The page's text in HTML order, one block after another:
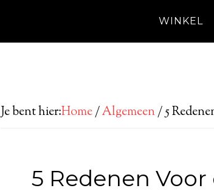
WINKEL
Je bent hier:Home/Algemeen/5
5 Redenen